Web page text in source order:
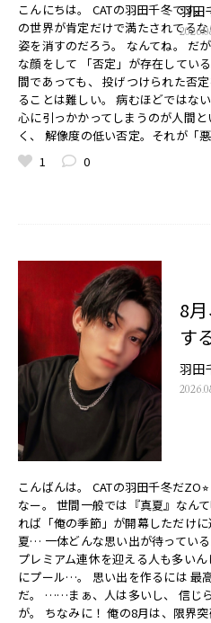
羽田
こんにちは。 CATの羽田千冬です
の世界が肯定だけで満たされてる
姿を消すのだろう。 なんてね。 だ
な顔をして 「否定」が存在してい
間であっても、 投げつけられた否
ることは難しい。 病むほどではな
心に引っかかってしまうのが人間
く、 解像度の低い否定。それが「
1
0
8
す
羽田
こんばんは。 CATの羽田千冬だ
なー。 世間一般では『真夏』なん
れば「俺の季節」が開幕しただけ
夏… 一体どんな思い出が待ってい
プレミアム連休を迎える人も多い
にプール…。 思い出を作るには 最
だ。 ……まぁ、人は多いし、 信じ
が。 ちなみに！ 俺の8月は、限界